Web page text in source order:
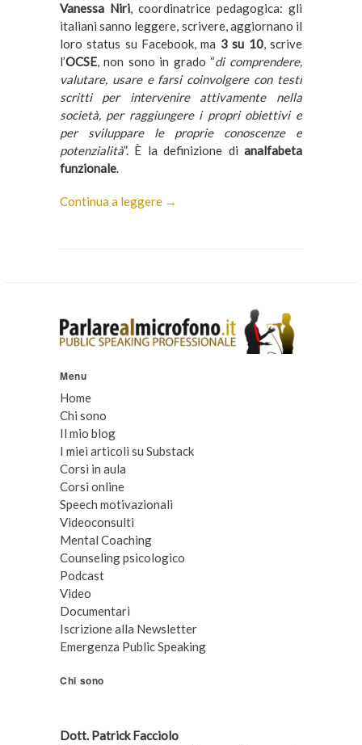
Vanessa Niri, coordinatrice pedagogica: gli
italiani sanno leggere, scrivere, aggiornano il
loro status su Facebook, ma 3 su 10, scrive
l’OCSE, non sono in grado “di comprendere,
valutare, usare e farsi coinvolgere con testi
scritti per intervenire attivamente nella
società, per raggiungere i propri obiettivi e
per sviluppare le proprie conoscenze e
potenzialità”. È la definizione di analfabeta
funzionale.
Continua a leggere →
Menu
Home
Chi sono
Il mio blog
I miei articoli su Substack
Corsi in aula
Corsi online
Speech motivazionali
Videoconsulti
Mental Coaching
Counseling psicologico
Podcast
Video
Documentari
Iscrizione alla Newsletter
Emergenza Public Speaking
Chi sono
Dott. Patrick Facciolo